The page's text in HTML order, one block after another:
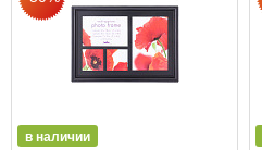
в наличии